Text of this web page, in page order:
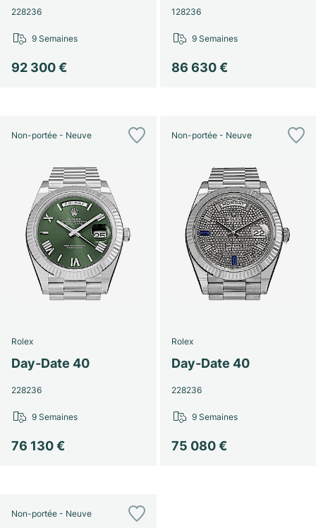
228236
92 300 €
9 Semaines
128236
86 630 €
9 Semaines
Non-portée - Neuve
Rolex
Day-Date 40
228236
76 130 €
9 Semaines
Non-portée - Neuve
Rolex
Day-Date 40
228236
75 080 €
9 Semaines
Non-portée - Neuve